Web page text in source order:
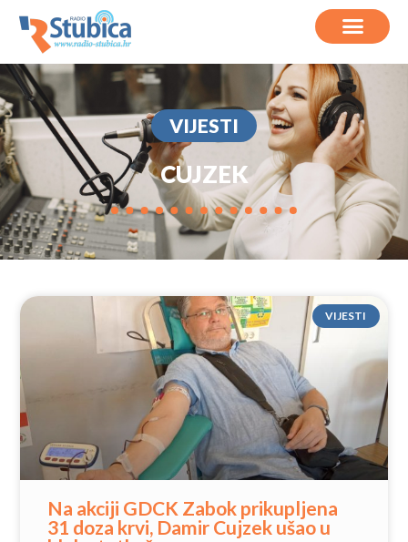
VIJESTI
CUJZEK
VIJESTI
Na akciji GDCK Zabok prikupljena
31 doza krvi, Damir Cujzek ušao u